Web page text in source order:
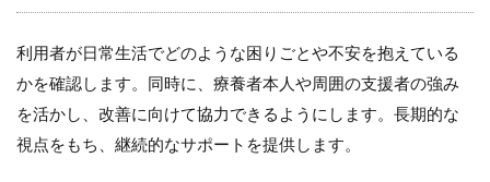
利用者が日常生活でどのような困りごとや不安を抱えている
かを確認します。同時に、療養者本人や周囲の支援者の強み
を活かし、改善に向けて協力できるようにします。長期的な
視点をもち、継続的なサポートを提供します。